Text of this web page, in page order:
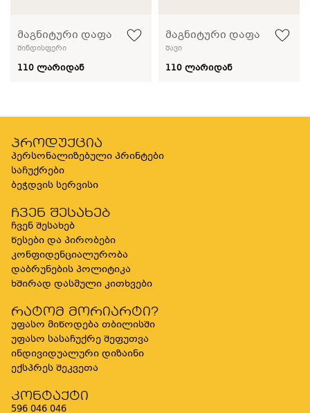
მაგნიტური დაფა
შინდისფერი
110 ლარიდან
მაგნიტური დაფა
შავი
110 ლარიდან
პროდუქცია
პერსონალიზებული პრინტები
საჩუქრები
ბეჭდვის სერვისი
ჩვენ შესახებ
ჩვენ შესახებ
წესები და პირობები
კონფიდენციალურობა
დაბრუნების პოლიტიკა
ხშირად დასმული კითხვები
რატომ მორიარტი?
უფასო მიწოდება თბილისში
უფასო სასაჩუქრე შეფუთვა
ინდივიდუალური დიზაინი
ექსპრეს შეკვეთა
კონტაქტი
596 046 046